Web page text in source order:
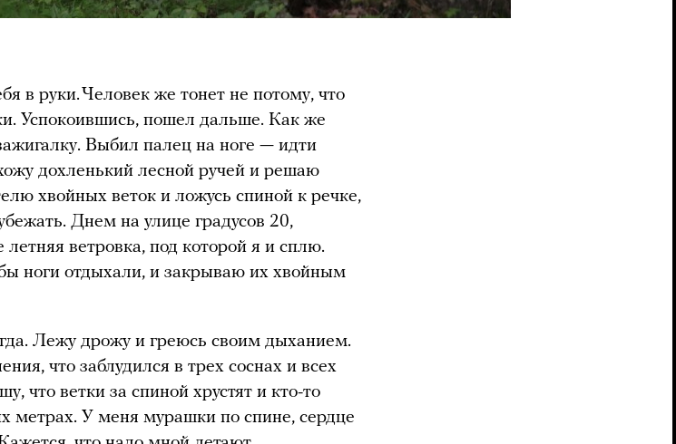
в руки. Человек же тонет не потому, что
Успокоившись, пошел дальше. Как же
Выбил палец на ноге — идти
дохленький лесной ручей и решаю
хвойных веток и ложусь спиной к речке,
Днем на улице градусов 20,
ветровка, под которой я и сплю.
ноги отдыхали, и закрываю их хвойным
Лежу дрожу и греюсь своим дыханием.
что заблудился в трех соснах и всех
что ветки за спиной хрустят и кто-то
метрах. У меня мурашки по спине, сердце